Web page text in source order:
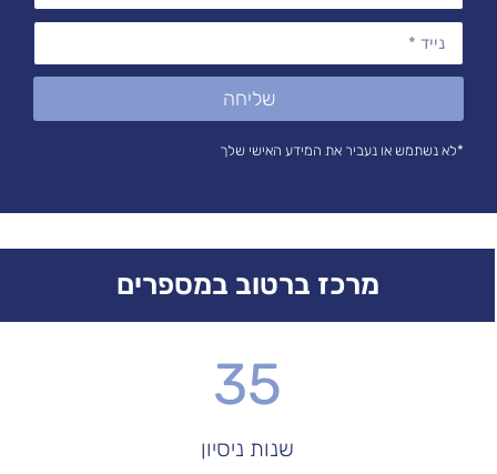
שליחה
*לא נשתמש או נעביר את המידע האישי שלך
מרכז ברטוב במספרים
35
שנות ניסיון